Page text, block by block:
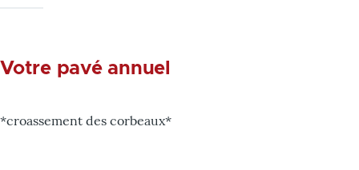
Votre pavé annuel
*croassement des corbeaux*